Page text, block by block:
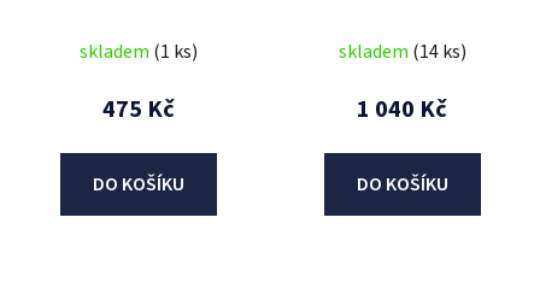
skladem (1 ks)
475 Kč
DO KOŠÍKU
skladem (14 ks)
1 040 Kč
DO KOŠÍKU